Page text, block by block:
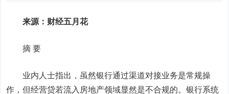
来源：财经五月花
摘 要
业内人士指出，虽然银行通过渠道对接业务是常规操
作，但经营贷若流入房地产领域显然是不合规的。银行系统